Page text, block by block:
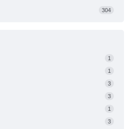
304
1
1
3
3
1
3